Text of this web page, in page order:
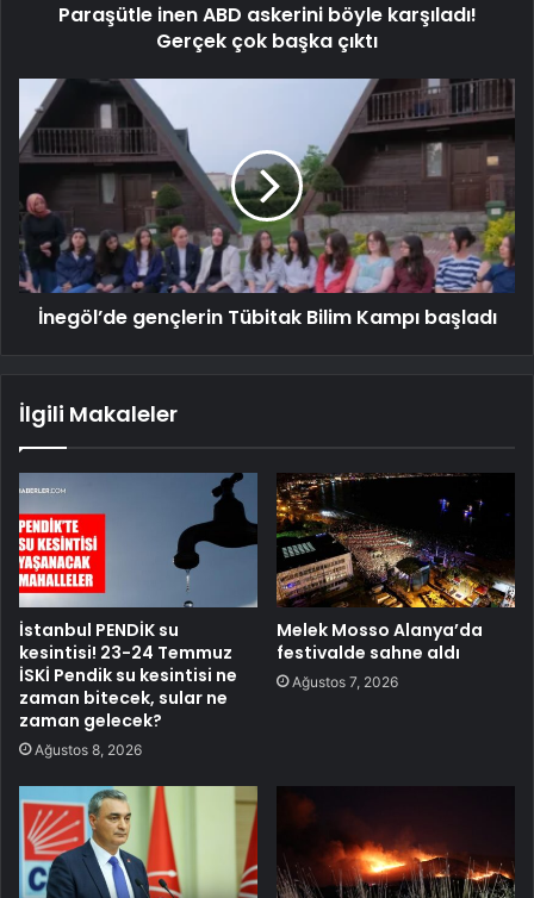
Paraşütle inen ABD askerini böyle karşıladı!
Gerçek çok başka çıktı
İnegöl’de gençlerin Tübitak Bilim Kampı başladı
İlgili Makaleler
İstanbul PENDİK su
kesintisi! 23-24 Temmuz
İSKİ Pendik su kesintisi ne
zaman bitecek, sular ne
zaman gelecek?
Ağustos 8, 2026
Melek Mosso Alanya’da
festivalde sahne aldı
Ağustos 7, 2026